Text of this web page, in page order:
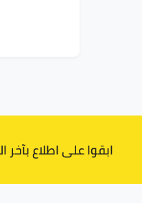
ابقوا على اطلاع بآخر